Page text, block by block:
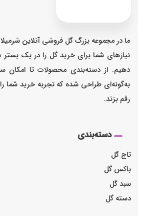
ما در مجموعه بزرگ گل فروشی آنلاین
نیازهای شما برای خرید گل را در یک
دهیم. از دسته‌بندی محصولات تا امکان
به‌گونه‌ای طراحی شده که تجربه خرید شما
رقم بزند.
دسته‌بندی
تاج گل
باکس گل
سبد گل
دسته گل